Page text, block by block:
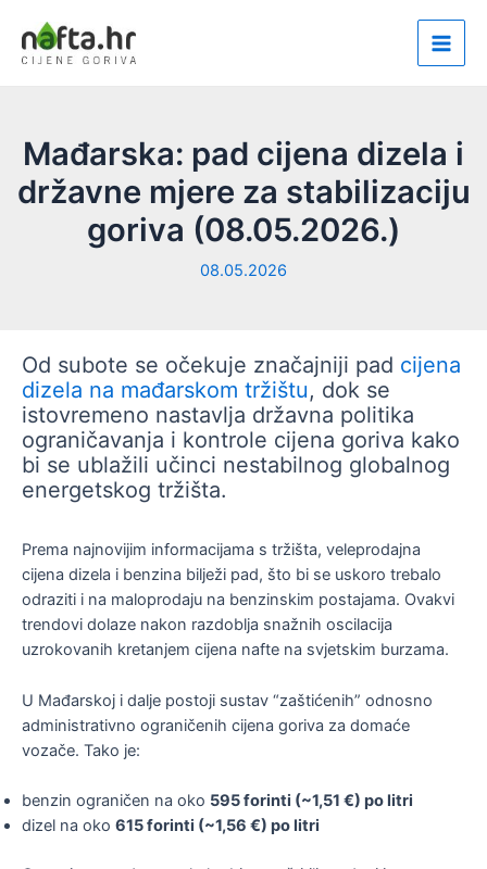
content
Main
Mađarska: pad cijena dizela i
državne mjere za stabilizaciju
goriva (08.05.2026.)
08.05.2026
Od subote se očekuje značajniji pad cijena
dizela na mađarskom tržištu, dok se
istovremeno nastavlja državna politika
ograničavanja i kontrole cijena goriva kako
bi se ublažili učinci nestabilnog globalnog
energetskog tržišta.
Prema najnovijim informacijama s tržišta, veleprodajna
cijena dizela i benzina bilježi pad, što bi se uskoro trebalo
odraziti i na maloprodaju na benzinskim postajama. Ovakvi
trendovi dolaze nakon razdoblja snažnih oscilacija
uzrokovanih kretanjem cijena nafte na svjetskim burzama.
U Mađarskoj i dalje postoji sustav “zaštićenih” odnosno
administrativno ograničenih cijena goriva za domaće
vozače. Tako je:
benzin ograničen na oko 595 forinti (~1,51 €) po litri
dizel na oko 615 forinti (~1,56 €) po litri